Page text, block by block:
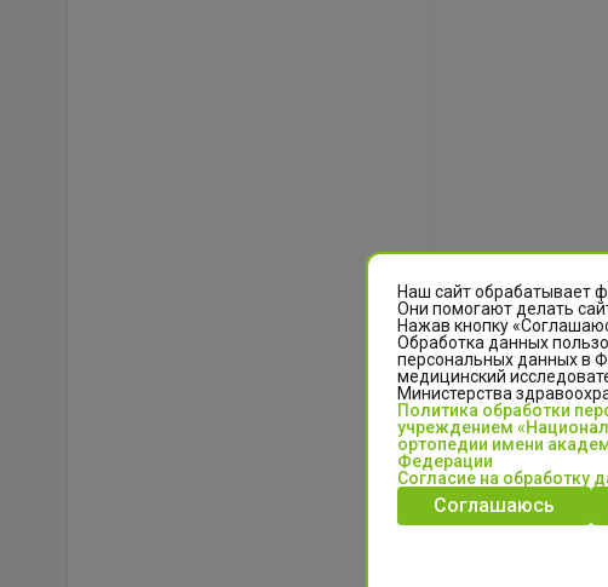
Об
Наш сайт обрабатывает
Они помогают делать
Нажав кнопку
Обработка данных
персональных данных в
медицинский
Министерства
Политика обработки
учреждением
ортопедии имени
Федерации
Согласие на обработку
Соглашаюсь